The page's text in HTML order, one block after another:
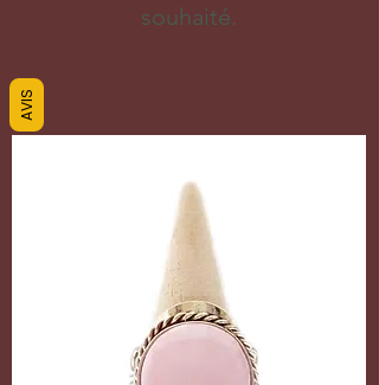
souhaité.
AVIS